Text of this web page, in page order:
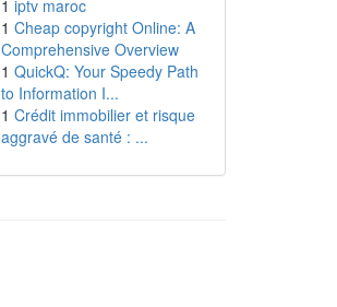
1 iptv maroc
1 Cheap copyright Online: A
Comprehensive Overview
1 QuickQ: Your Speedy Path
to Information I...
1 Crédit immobilier et risque
aggravé de santé : ...